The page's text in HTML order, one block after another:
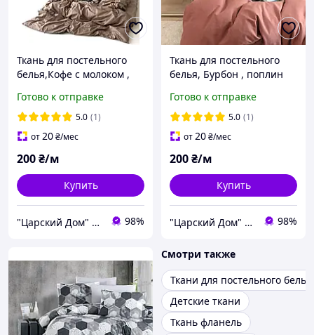
Ткань для постельного
белья,Кофе с молоком ,
Турция №15
Готово к отправке
5.0 (1)
от20₴/мес
200₴/м
Купить
"Царский Дом" - производитель постельного белья из натуральных тканей 98%
Ткань для постельного
белья, Бурбон , поплин
Готово к отправке
5.0 (1)
от20₴/мес
200₴/м
Купить
"Царский Дом" - производитель постельного белья из натуральных тканей 98%
Смотри также
Ткани для постельного белья
Детские ткани
Ткань фланель